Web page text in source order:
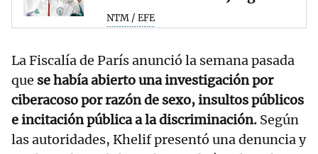
NTM / EFE
La Fiscalía de París anunció la semana pasada
que se había abierto una investigación por
ciberacoso por razón de sexo, insultos públicos
e incitación pública a la discriminación. Según
las autoridades, Khelif presentó una denuncia y